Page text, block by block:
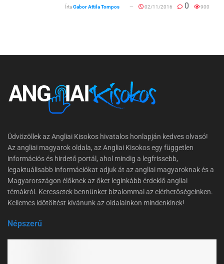
ÍrtaGabor Attila Tompos 02/11/2016 0 900
Üdvözöllek az Angliai Kisokos hivatalos honlapján kedves olvasó!
Az angliai magyarok oldala, az Angliai Kisokos egy független
információs és hirdető portál, ahol mindig a legfrissebb,
legaktuálisabb információkat adjuk át az angliai magyaroknak és a
Magyarországon élőknek az őket leginkább érdeklő angliai
témákról. Keressetek bennünket bizalommal az elérhetőségeinken.
Kellemes időtöltést kívánunk az oldalainkon mindenkinek!
Népszerű